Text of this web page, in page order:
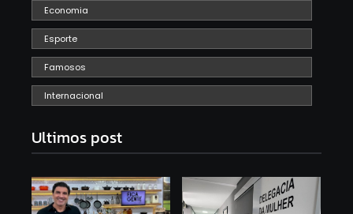
Economia
Esporte
Famosos
Internacional
Ultimos post